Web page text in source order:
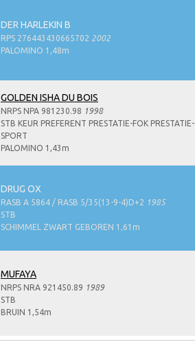
DER HARLEKIN B
RPS 276443430665702 2002
PALOMINO 1,48m
GOLDEN ISHA DU BOIS
NRPS NPA 981230.98 1998
STB KEUR PREFERENT PRESTATIE-FOK PRESTATIE-
SPORT
PALOMINO 1,43m
DRUG OX
RASB A 5864 / RASB 5/35(13-9-4)D+2 1985
STB
SCHIMMEL ZWART GEBOREN 1,61m
MUFAYA
NRPS NRA 921450.89 1989
STB
BRUIN 1,54m